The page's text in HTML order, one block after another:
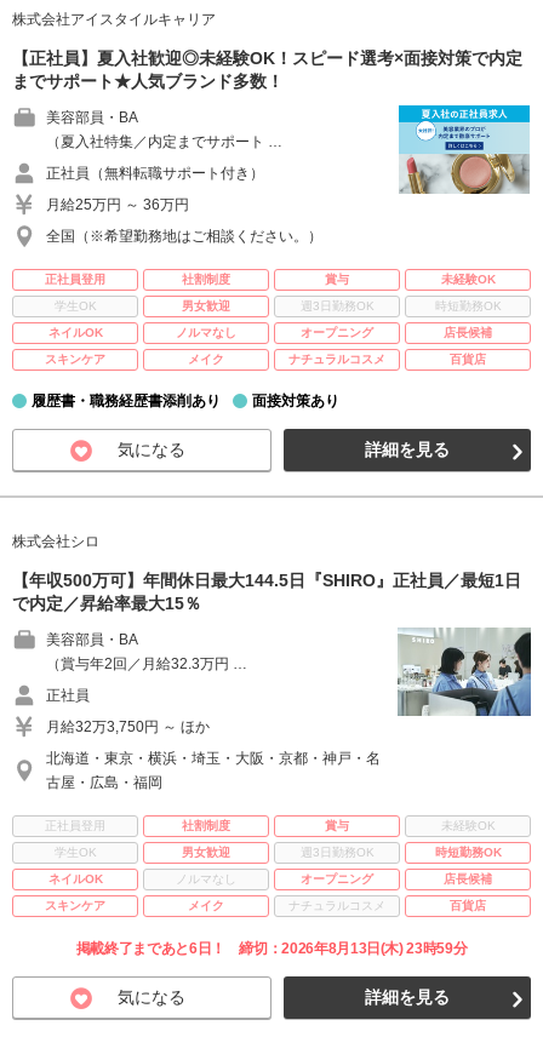
株式会社アイスタイルキャリア
【正社員】夏入社歓迎◎未経験OK！スピード選考×面接対策で内定
までサポート★人気ブランド多数！
美容部員・BA
（夏入社特集／内定までサポート …
正社員（無料転職サポート付き）
月給25万円 ～ 36万円
全国（※希望勤務地はご相談ください。）
正社員登用 社割制度 賞与
未経験OK
学生OK
男女歓迎 週3日勤務OK
時短勤務OK
ネイルOK
ノルマなし オープニング
店長候補
スキンケア
メイク ナチュラルコスメ 百貨店
履歴書・職務経歴書添削あり 面接対策あり
気になる 詳細を見る
株式会社シロ
【年収500万可】年間休日最大144.5日『SHIRO』正社員／最短1日
で内定／昇給率最大15％
美容部員・BA
（賞与年2回／月給32.3万円 …
正社員
月給32万3,750円 ～ ほか
北海道・東京・横浜・埼玉・大阪・京都・神戸・名
古屋・広島・福岡
正社員登用 社割制度 賞与
未経験OK
学生OK
男女歓迎 週3日勤務OK
時短勤務OK
ネイルOK
ノルマなし オープニング
店長候補
スキンケア
メイク ナチュラルコスメ 百貨店
掲載終了まであと6日！ 締切：2026年8月13日(木) 23時59分
気になる 詳細を見る